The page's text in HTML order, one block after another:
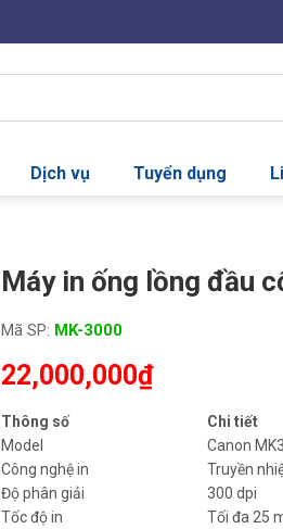
Dịch vụ Tuyển dụng
Máy in ống lồng đầu
Mã SP: MK-3000
22,000,000₫
Thông số
Chi tiết
Model
Canon
Công nghệ in
Truyền
Độ phân giải
300 dpi
Tốc độ in
Tối đa 25